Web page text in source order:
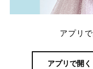
アプリ
アプリで開く